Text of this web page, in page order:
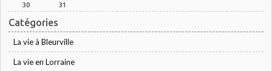
30
31
Catégories
La vie à Bleurville
La vie en Lorraine